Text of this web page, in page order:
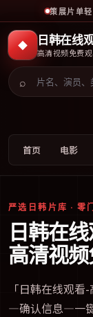
策展片单
◆ 日韩在线
高清视频免费
首页 电影
⌕
严选日韩片库 · 零
日韩在
高清视
「日韩在线观看
—确认信息—一